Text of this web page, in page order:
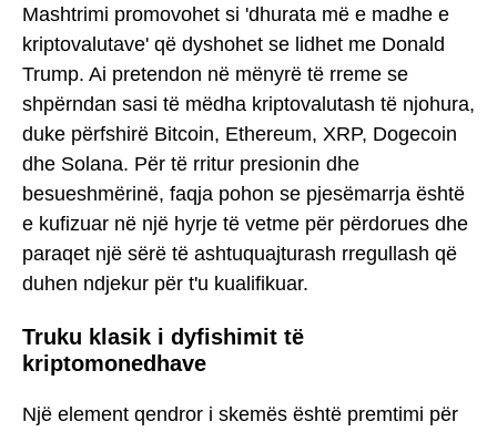
Mashtrimi promovohet si 'dhurata më e madhe e
kriptovalutave' që dyshohet se lidhet me Donald
Trump. Ai pretendon në mënyrë të rreme se
shpërndan sasi të mëdha kriptovalutash të njohura,
duke përfshirë Bitcoin, Ethereum, XRP, Dogecoin
dhe Solana. Për të rritur presionin dhe
besueshmërinë, faqja pohon se pjesëmarrja është
e kufizuar në një hyrje të vetme për përdorues dhe
paraqet një sërë të ashtuquajturash rregullash që
duhen ndjekur për t'u kualifikuar.
Truku klasik i dyfishimit të
kriptomonedhave
Një element qendror i skemës është premtimi për